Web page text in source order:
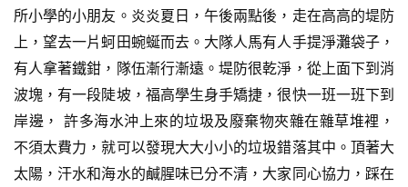
所小學的小朋友。炎炎夏日，午後兩點後，走在高高的堤防
上，望去一片蚵田蜿蜒而去。大隊人馬有人手提淨灘袋子，
有人拿著鐵鉗，隊伍漸行漸遠。堤防很乾淨，從上面下到消
波塊，有一段陡坡，福高學生身手矯捷，很快一班一班下到
岸邊， 許多海水沖上來的垃圾及廢棄物夾雜在雜草堆裡，
不須太費力，就可以發現大大小小的垃圾錯落其中。頂著大
太陽，汗水和海水的鹹腥味已分不清，大家同心協力，踩在